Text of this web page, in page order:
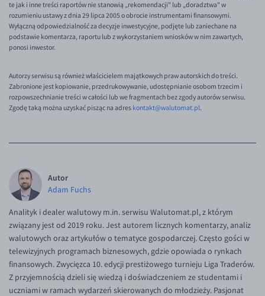
te jak i inne treści raportów nie stanowią „rekomendacji" lub „doradztwa" w
rozumieniu ustawy z dnia 29 lipca 2005 o obrocie instrumentami finansowymi.
Wyłączną odpowiedzialność za decyzje inwestycyjne, podjęte lub zaniechane na
podstawie komentarza, raportu lub z wykorzystaniem wniosków w nim zawartych,
ponosi inwestor.
Autorzy serwisu są również właścicielem majątkowych praw autorskich do treści.
Zabronione jest kopiowanie, przedrukowywanie, udostępnianie osobom trzecim i
rozpowszechnianie treści w całości lub we fragmentach bez zgody autorów serwisu.
Zgodę taką można uzyskać pisząc na adres kontakt@walutomat.pl.
Autor
Adam Fuchs
Analityk i dealer walutowy m.in. serwisu Walutomat.pl, z którym
związany jest od 2019 roku. Jest autorem licznych komentarzy, analiz
walutowych oraz artykułów o tematyce gospodarczej. Często gości w
telewizyjnych programach biznesowych, gdzie opowiada o rynkach
finansowych. Zwycięzca 10. edycji prestiżowego turnieju Liga Traderów.
Z przyjemnością dzieli się wiedzą i doświadczeniem ze studentami i
uczniami w ramach wydarzeń skierowanych do młodzieży. Pasjonat